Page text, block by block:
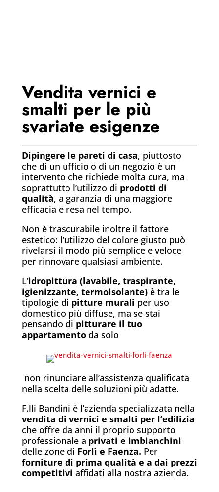
Vendita vernici e
smalti per le più
svariate esigenze
Dipingere le pareti di casa, piuttosto
che di un ufficio o di un negozio è un
intervento che richiede molta cura, ma
soprattutto l’utilizzo di prodotti di
qualità, a garanzia di una maggiore
efficacia e resa nel tempo.
Non è trascurabile inoltre il fattore
estetico: l’utilizzo del colore giusto può
rivelarsi il modo più semplice e veloce
per rinnovare qualsiasi ambiente.
L’idropittura (lavabile, traspirante,
igienizzante, termoisolante) è tra le
tipologie di pitture murali per uso
domestico più diffuse, ma se stai
pensando di pitturare il tuo
appartamentoda solo
non rinunciare all’assistenza qualificata
nella scelta delle soluzioni più adatte.
F.lli Bandini è l’azienda specializzata nella
vendita di vernici e smalti per l’edilizia
che offre da anni il proprio supporto
professionale a privati e imbianchini
delle zone di Forlì e Faenza. Per
forniture di prima qualità e a dai prezzi
competitivi affidati alla nostra azienda.